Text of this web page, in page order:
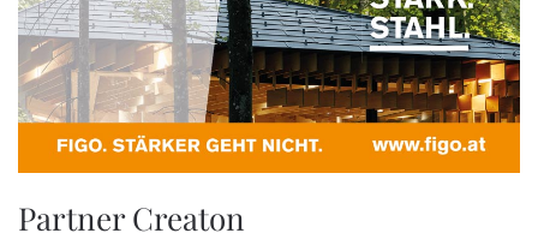
Partner Creaton